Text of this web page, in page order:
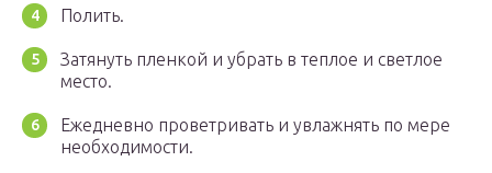
Полить.
Затянуть пленкой и убрать в теплое и светлое
место.
Ежедневно проветривать и увлажнять по мере
необходимости.